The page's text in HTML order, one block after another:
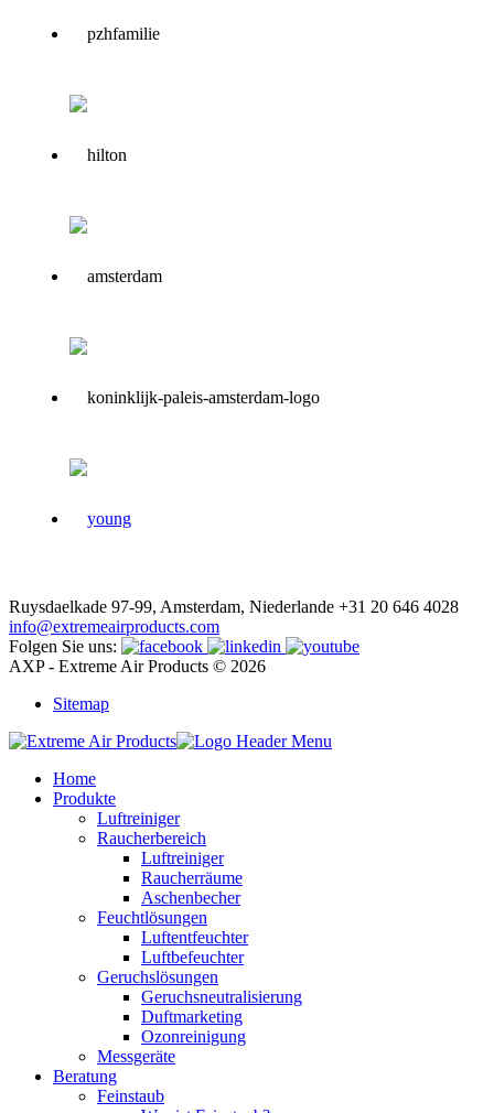
Ruysdaelkade 97-99, Amsterdam, Niederlande +31 20 646 4028
info@extremeairproducts.com
Folgen Sie uns:
AXP - Extreme Air Products © 2026
Sitemap
Home
Produkte
Luftreiniger
Raucherbereich
Luftreiniger
Raucherräume
Aschenbecher
Feuchtlösungen
Luftentfeuchter
Luftbefeuchter
Geruchslösungen
Geruchsneutralisierung
Duftmarketing
Ozonreinigung
Messgeräte
Beratung
Feinstaub